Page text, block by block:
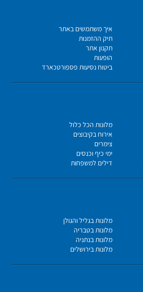
איך משתמשים באתר
תיק ההזמנות
תקנון אתר
הופעות
ביטוח נסיעות פספורטכארד
מלונות הכל כלול
אירוח בקיבוצים
צימרים
ימי כיף וכנסים
דילים למשפחות
מלונות בגליל והגולן
מלונות בטבריה
מלונות בנתניה
מלונות בירושלים